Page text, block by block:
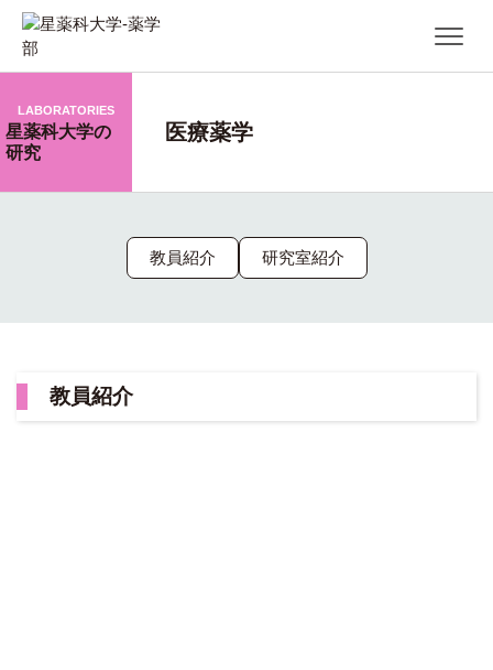
LABORATORIES
星薬科大学の
研究
医療薬学
教員紹介 研究室紹介
教員紹介